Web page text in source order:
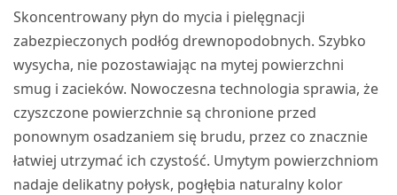
Skoncentrowany płyn do mycia i pielęgnacji
zabezpieczonych podłóg drewnopodobnych. Szybko
wysycha, nie pozostawiając na mytej powierzchni
smug i zacieków. Nowoczesna technologia sprawia, że
czyszczone powierzchnie są chronione przed
ponownym osadzaniem się brudu, przez co znacznie
łatwiej utrzymać ich czystość. Umytym powierzchniom
nadaje delikatny połysk, pogłębia naturalny kolor